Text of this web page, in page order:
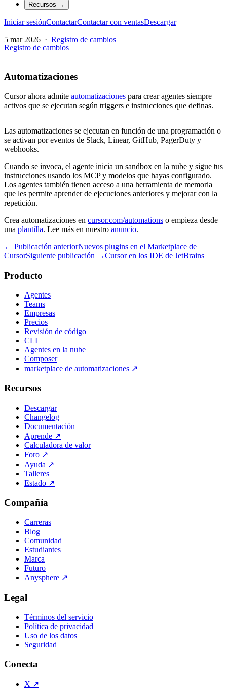
Recursos →
Iniciar sesiónContactarContactar con ventasDescargar
5 mar 2026 · Registro de cambios
Registro de cambios
Automatizaciones
Cursor ahora admite automatizaciones para crear agentes siempre
activos que se ejecutan según triggers e instrucciones que definas.
Las automatizaciones se ejecutan en función de una programación o
se activan por eventos de Slack, Linear, GitHub, PagerDuty y
webhooks.
Cuando se invoca, el agente inicia un sandbox en la nube y sigue tus
instrucciones usando los MCP y modelos que hayas configurado.
Los agentes también tienen acceso a una herramienta de memoria
que les permite aprender de ejecuciones anteriores y mejorar con la
repetición.
Crea automatizaciones en cursor.com/automations o empieza desde
una plantilla. Lee más en nuestro anuncio.
← Publicación anteriorNuevos plugins en el Marketplace de
CursorSiguiente publicación →Cursor en los IDE de JetBrains
Producto
Agentes
Teams
Empresas
Precios
Revisión de código
CLI
Agentes en la nube
Composer
marketplace de automatizaciones ↗
Recursos
Descargar
Changelog
Documentación
Aprende ↗
Calculadora de valor
Foro ↗
Ayuda ↗
Talleres
Estado ↗
Compañía
Carreras
Blog
Comunidad
Estudiantes
Marca
Futuro
Anysphere ↗
Legal
Términos del servicio
Política de privacidad
Uso de los datos
Seguridad
Conecta
X ↗